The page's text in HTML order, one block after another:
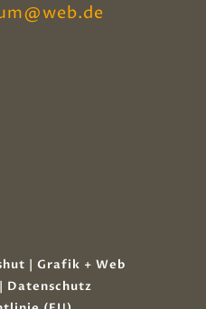
| Grafik + Web
| Datenschutz